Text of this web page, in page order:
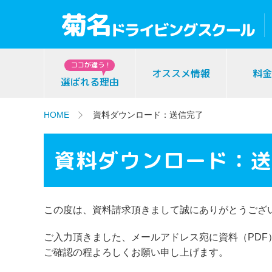
ココが違う！
選ばれる理由
オススメ情報 料
HOME 資料ダウンロード：送信完了
資料ダウンロード：
この度は、資料請求頂きまして誠にありがとうござ
ご入力頂きました、メールアドレス宛に資料（
ご確認の程よろしくお願い申し上げます。